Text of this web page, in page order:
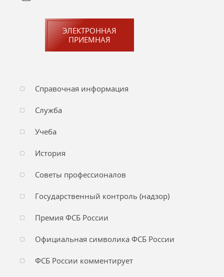
ЭЛЕКТРОННАЯ
ПРИЕМНАЯ
Справочная информация
Служба
Учеба
История
Советы профессионалов
Государственный контроль (надзор)
Премия ФСБ России
Официальная символика ФСБ России
ФСБ России комментирует